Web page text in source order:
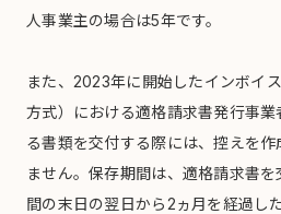
人事業主の場合は5年です。
また、2023年に開始したインボイ
方式）における適格請求書発行事
る書類を交付する際には、控えを
ません。保存期間は、適格請求書
間の末日の翌日から2ヵ月を経過し